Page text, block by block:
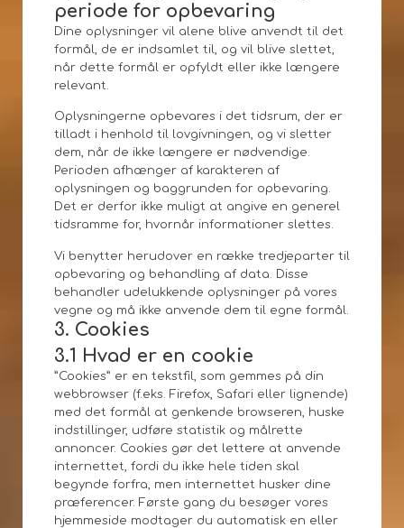
periode for opbevaring
Dine oplysninger vil alene blive anvendt til det
formål, de er indsamlet til, og vil blive slettet,
når dette formål er opfyldt eller ikke længere
relevant.
Oplysningerne opbevares i det tidsrum, der er
tilladt i henhold til lovgivningen, og vi sletter
dem, når de ikke længere er nødvendige.
Perioden afhænger af karakteren af
oplysningen og baggrunden for opbevaring.
Det er derfor ikke muligt at angive en generel
tidsramme for, hvornår informationer slettes.
Vi benytter herudover en række tredjeparter til
opbevaring og behandling af data. Disse
behandler udelukkende oplysninger på vores
vegne og må ikke anvende dem til egne formål.
3. Cookies
3.1 Hvad er en cookie
”Cookies” er en tekstfil, som gemmes på din
webbrowser (f.eks. Firefox, Safari eller lignende)
med det formål at genkende browseren, huske
indstillinger, udføre statistik og målrette
annoncer. Cookies gør det lettere at anvende
internettet, fordi du ikke hele tiden skal
begynde forfra, men internettet husker dine
præferencer. Første gang du besøger vores
hjemmeside modtager du automatisk en eller